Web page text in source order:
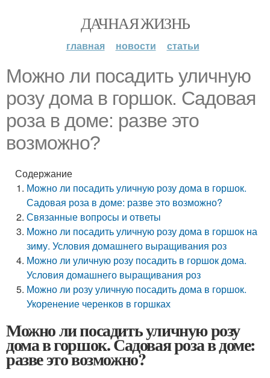
ДАЧНАЯ ЖИЗНЬ
главная новости статьи
Можно ли посадить уличную
розу дома в горшок. Садовая
роза в доме: разве это
возможно?
Содержание
Можно ли посадить уличную розу дома в горшок.
Садовая роза в доме: разве это возможно?
Связанные вопросы и ответы
Можно ли посадить уличную розу дома в горшок на
зиму. Условия домашнего выращивания роз
Можно ли уличную розу посадить в горшок дома.
Условия домашнего выращивания роз
Можно ли розу уличную посадить дома в горшок.
Укоренение черенков в горшках
Можно ли посадить уличную розу
дома в горшок. Садовая роза в доме:
разве это возможно?